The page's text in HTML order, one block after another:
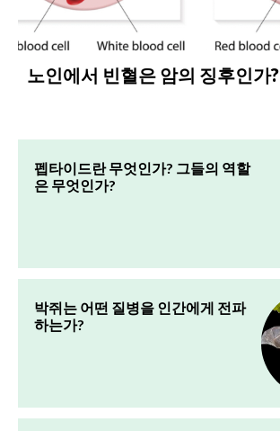
노인에서 빈혈은 암의 징후인가?
펩타이드란 무엇인가? 그들의 역할
은 무엇인가?
박쥐는 어떤 질병을 인간에게 전파
하는가?